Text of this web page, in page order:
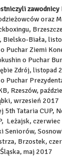
zawodnicy
oraz
Bielsko-Biała,
Puchar Ziemi
o Puchar
Zdrój, listopad
Puchar
Rzeszów,
wrzesień 2017
5th Tataria CUP,
Leżajsk,
Seniorów,
Brzostek,
maj 2017